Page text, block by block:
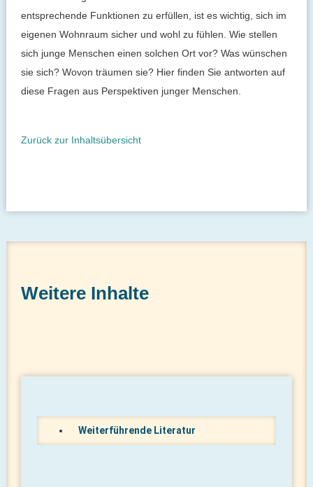
entsprechende Funktionen zu erfüllen, ist es wichtig, sich im
eigenen Wohnraum sicher und wohl zu fühlen. Wie stellen
sich junge Menschen einen solchen Ort vor? Was wünschen
sie sich? Wovon träumen sie? Hier finden Sie antworten auf
diese Fragen aus Perspektiven junger Menschen.
Zurück zur Inhaltsübersicht
Weitere Inhalte
Weiterführende Literatur